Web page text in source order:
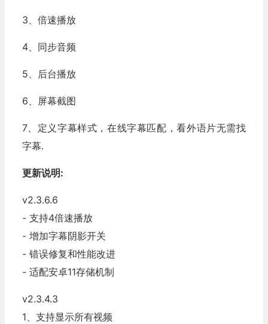
3、倍速播放
4、同步音频
5、后台播放
6、屏幕截图
7、定义字幕样式，在线字幕匹配，看外语片无需找
字幕.
更新说明:
v2.3.6.6
- 支持4倍速播放
- 增加字幕阴影开关
- 错误修复和性能改进
- 适配安卓11存储机制
v2.3.4.3
1、支持显示所有视频